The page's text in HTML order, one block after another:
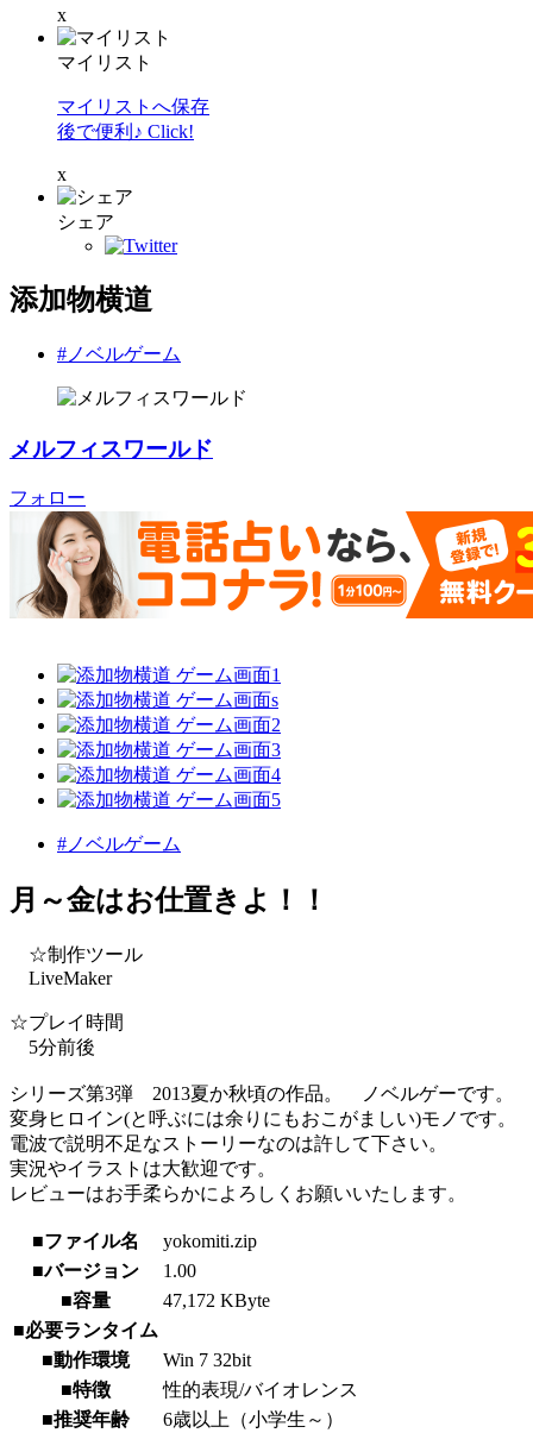
x
マイリスト
マイリストへ保存
後で便利♪ Click!
x
シェア
添加物横道
#ノベルゲーム
メルフィスワールド
フォロー
#ノベルゲーム
月～金はお仕置きよ！！
☆制作ツール
LiveMaker
☆プレイ時間
5分前後
シリーズ第3弾 2013夏か秋頃の作品。 ノベルゲーです。
変身ヒロイン(と呼ぶには余りにもおこがましい)モノです。
電波で説明不足なストーリーなのは許して下さい。
実況やイラストは大歓迎です。
レビューはお手柔らかによろしくお願いいたします。
■ファイル名
yokomiti.zip
■バージョン
1.00
■容量
47,172 KByte
■必要ランタイム
■動作環境
Win 7 32bit
■特徴
性的表現/バイオレンス
■推奨年齢
6歳以上（小学生～）